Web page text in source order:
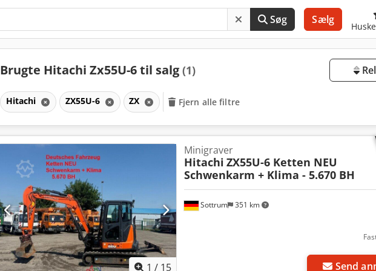
Søg Sælg
Brugte Hitachi Zx55U-6 til salg (1)
Hitachi ZX55U-6 ZX Fjern alle filtre
1 / 15
Sottrum 351 km
Minigraver
Hitachi ZX55U-6 Ketten NEU
Schwenkarm + Klima - 5.670 BH
Send